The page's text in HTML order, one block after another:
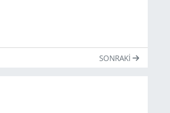
SONRAKI